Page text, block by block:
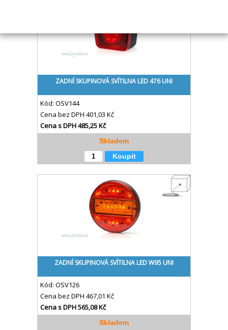
ZADNÍ SKUPINOVÁ SVÍTILNA LED 476 UNI
Kód: OSV144
Cena bez DPH 401,03 Kč
Cena s DPH485,25 Kč
Skladem
Koupit
ZADNÍ SKUPINOVÁ SVÍTILNA LED W95 UNI
Kód: OSV126
Cena bez DPH 467,01 Kč
Cena s DPH565,08 Kč
Skladem